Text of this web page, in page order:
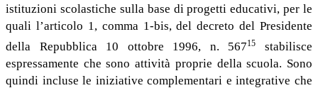
istituzioni scolastiche sulla base di progetti educativi, per le
quali l’articolo 1, comma 1-bis, del decreto del Presidente
della Repubblica 10 ottobre 1996, n. 56715
stabilisce
espressamente che sono attività proprie della scuola. Sono
quindi incluse le iniziative complementari e integrative che